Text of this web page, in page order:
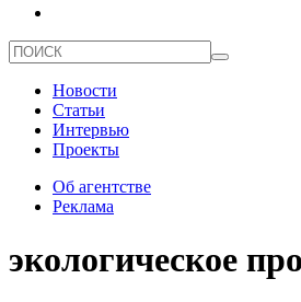
Новости
Статьи
Интервью
Проекты
Об агентстве
Реклама
экологическое